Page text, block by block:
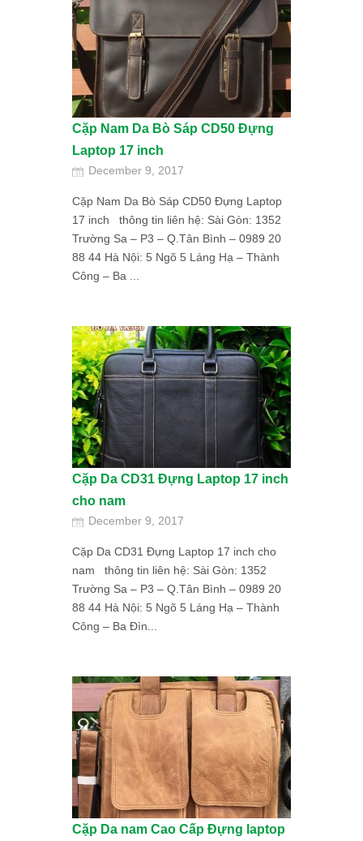
Cặp Nam Da Bò Sáp CD50 Đựng
Laptop 17 inch
December 9, 2017
Cặp Nam Da Bò Sáp CD50 Đựng Laptop
17 inch thông tin liên hệ: Sài Gòn: 1352
Trường Sa – P3 – Q.Tân Bình – 0989 20
88 44 Hà Nội: 5 Ngõ 5 Láng Hạ – Thành
Công – Ba ...
Cặp Da CD31 Đựng Laptop 17 inch
cho nam
December 9, 2017
Cặp Da CD31 Đựng Laptop 17 inch cho
nam thông tin liên hệ: Sài Gòn: 1352
Trường Sa – P3 – Q.Tân Bình – 0989 20
88 44 Hà Nội: 5 Ngõ 5 Láng Hạ – Thành
Công – Ba Đìn...
Cặp Da nam Cao Cấp Đựng laptop